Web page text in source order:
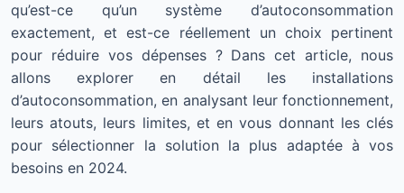
qu’est-ce qu’un système d’autoconsommation
exactement, et est-ce réellement un choix pertinent
pour réduire vos dépenses ? Dans cet article, nous
allons explorer en détail les installations
d’autoconsommation, en analysant leur fonctionnement,
leurs atouts, leurs limites, et en vous donnant les clés
pour sélectionner la solution la plus adaptée à vos
besoins en 2024.